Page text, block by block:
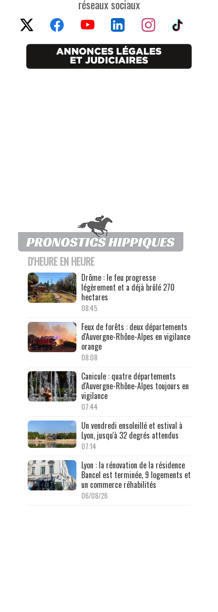
réseaux sociaux
D'HEURE EN HEURE
Drôme : le feu progresse
légèrement et a déjà brûlé 270
hectares
08:45
Feux de forêts : deux départements
d'Auvergne-Rhône-Alpes en vigilance
orange
08:08
Canicule : quatre départements
d'Auvergne-Rhône-Alpes toujours en
vigilance
07:44
Un vendredi ensoleillé et estival à
Lyon, jusqu'à 32 degrés attendus
07:14
Lyon : la rénovation de la résidence
Bancel est terminée, 9 logements et
un commerce réhabilités
06/08/26